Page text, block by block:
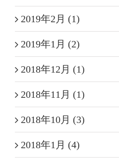
2019年2月 (1)
2019年1月 (2)
2018年12月 (1)
2018年11月 (1)
2018年10月 (3)
2018年1月 (4)